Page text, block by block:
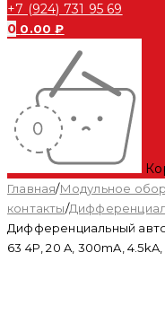
+7 (924) 731 95 69
0 0.00₽
Главная/Модульное
контакты/
Дифференциальный
63 4P, 20 A, 300mA,